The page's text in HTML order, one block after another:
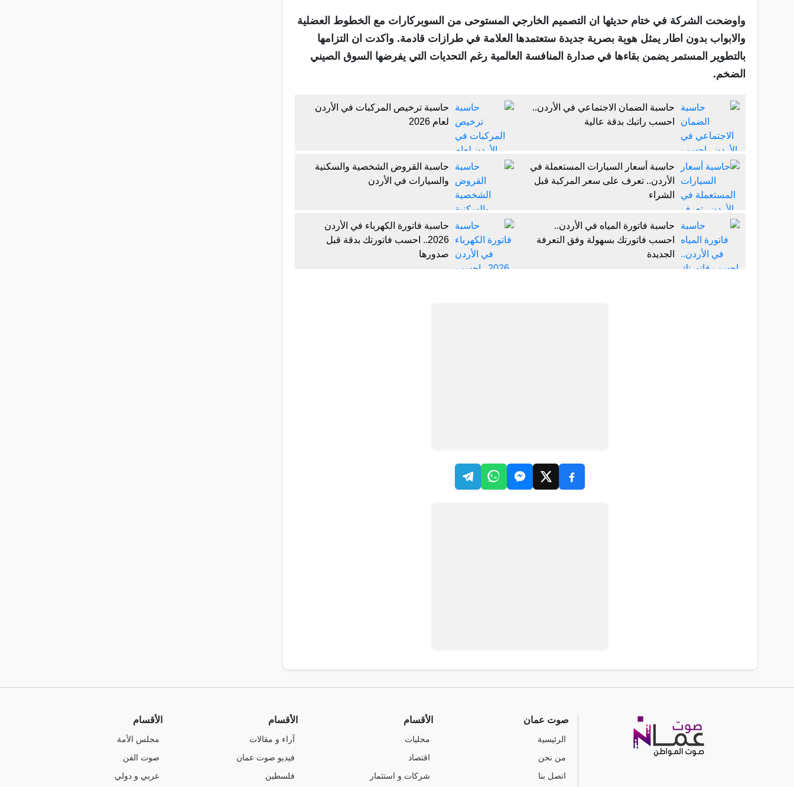
واوضحت الشركة في ختام حديثها ان التصميم الخارجي المستوحى من السوبركارات مع الخطوط العضلية
والابواب بدون اطار يمثل هوية بصرية جديدة ستعتمدها العلامة في طرازات قادمة. واكدت ان التزامها
بالتطوير المستمر يضمن بقاءها في صدارة المنافسة العالمية رغم التحديات التي يفرضها السوق الصيني
الضخم.
حاسبة الضمان الاجتماعي في الأردن..
احسب راتبك بدقة عالية
حاسبة ترخيص المركبات في الأردن
لعام 2026
حاسبة أسعار السيارات المستعملة في
الأردن.. تعرف على سعر المركبة قبل
الشراء
حاسبة القروض الشخصية والسكنية
والسيارات في الأردن
حاسبة فاتورة المياه في الأردن..
احسب فاتورتك بسهولة وفق التعرفة
الجديدة
حاسبة فاتورة الكهرباء في الأردن
2026.. احسب فاتورتك بدقة قبل
صدورها
صوت عمان
الرئيسية
من نحن
اتصل بنا
الأقسام
محليات
اقتصاد
شركات و استثمار
الأقسام
آراء و مقالات
فيديو صوت عمان
فلسطين
الأقسام
مجلس الأمة
صوت الفن
عربي و دولي